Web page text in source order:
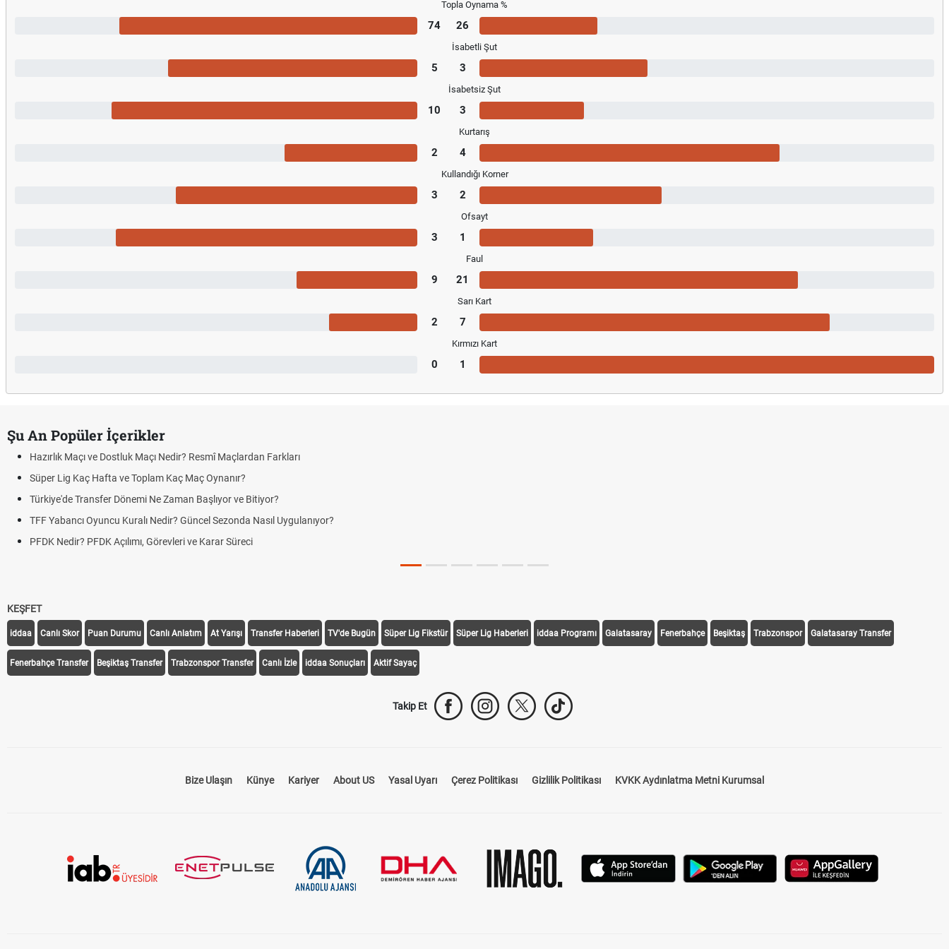
Topla Oynama %
74 26
İsabetli Şut
5 3
İsabetsiz Şut
10 3
Kurtarış
2 4
Kullandığı Korner
3 2
Ofsayt
3 1
Faul
9 21
Sarı Kart
2 7
Kırmızı Kart
0 1
Şu An Popüler İçerikler
Hazırlık Maçı ve Dostluk Maçı Nedir? Resmî Maçlardan Farkları
Süper Lig Kaç Hafta ve Toplam Kaç Maç Oynanır?
Türkiye'de Transfer Dönemi Ne Zaman Başlıyor ve Bitiyor?
TFF Yabancı Oyuncu Kuralı Nedir? Güncel Sezonda Nasıl Uygulanıyor?
PFDK Nedir? PFDK Açılımı, Görevleri ve Karar Süreci
KEŞFET
iddaa Canlı Skor Puan Durumu Canlı Anlatım At Yarışı Transfer Haberleri TV'de Bugün Süper Lig Fikstür Süper Lig Haberleri iddaa Programı Galatasaray Fenerbahçe Beşiktaş Trabzonspor Galatasaray Transfer
Fenerbahçe Transfer Beşiktaş Transfer Trabzonspor Transfer Canlı İzle iddaa Sonuçları Aktif Sayaç
Takip Et
Bize Ulaşın Künye Kariyer About US Yasal Uyarı Çerez Politikası Gizlilik Politikası KVKK Aydınlatma Metni Kurumsal